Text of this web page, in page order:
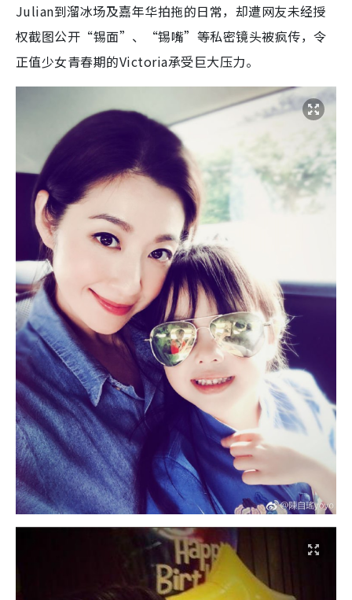
Julian到溜冰场及嘉年华拍拖的日常，却遭网友未经授
权截图公开“锡面”、“锡嘴”等私密镜头被疯传，令
正值少女青春期的Victoria承受巨大压力。